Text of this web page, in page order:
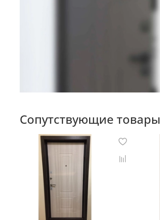
Сопутствующие товары